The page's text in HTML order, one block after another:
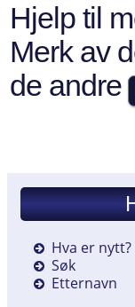
Hjelp til
Merk av
de andre
Hva er nytt?
Søk
Etternavn